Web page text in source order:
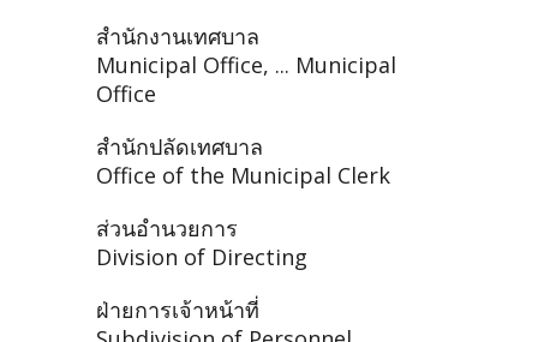
สำนักงานเทศบาล
Municipal Office, ... Municipal
Office
สำนักปลัดเทศบาล
Office of the Municipal Clerk
ส่วนอำนวยการ
Division of Directing
ฝ่ายการเจ้าหน้าที่